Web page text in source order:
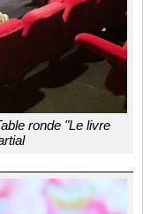
ronde "Le livre